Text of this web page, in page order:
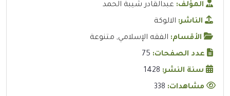
المؤلف: عبدالقادر شيبة الحمد
الناشر: الالوكة
الأقسام: الفقه الإسلامي, متنوعة
عدد الصفحات: 75
سنة النشر: 1428
مشاهدات: